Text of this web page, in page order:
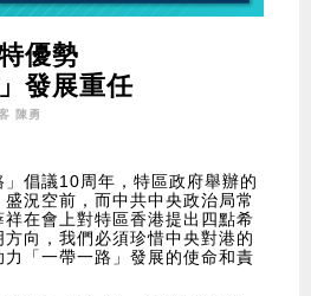
優勢
發展重任
陳勇
倡議10周年，特區政府舉辦的
盛況空前，而中共中央政治局常
在會上對特區香港提出四點希
向，我們必須珍惜中央對港的
「一帶一路」發展的使命和責